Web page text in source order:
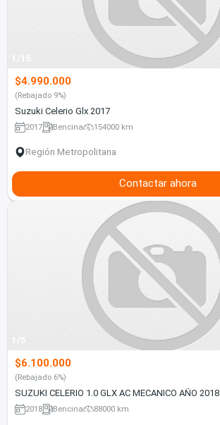
1/15
$4.990.000
(Rebajado 9%)
Suzuki Celerio Glx 2017
2017 Bencina 154000 km
Región Metropolitana
Contactar ahora
1/5
$6.100.000
(Rebajado 6%)
SUZUKI CELERIO 1.0 GLX AC MECANICO AÑO 2018
2018 Bencina 88000 km